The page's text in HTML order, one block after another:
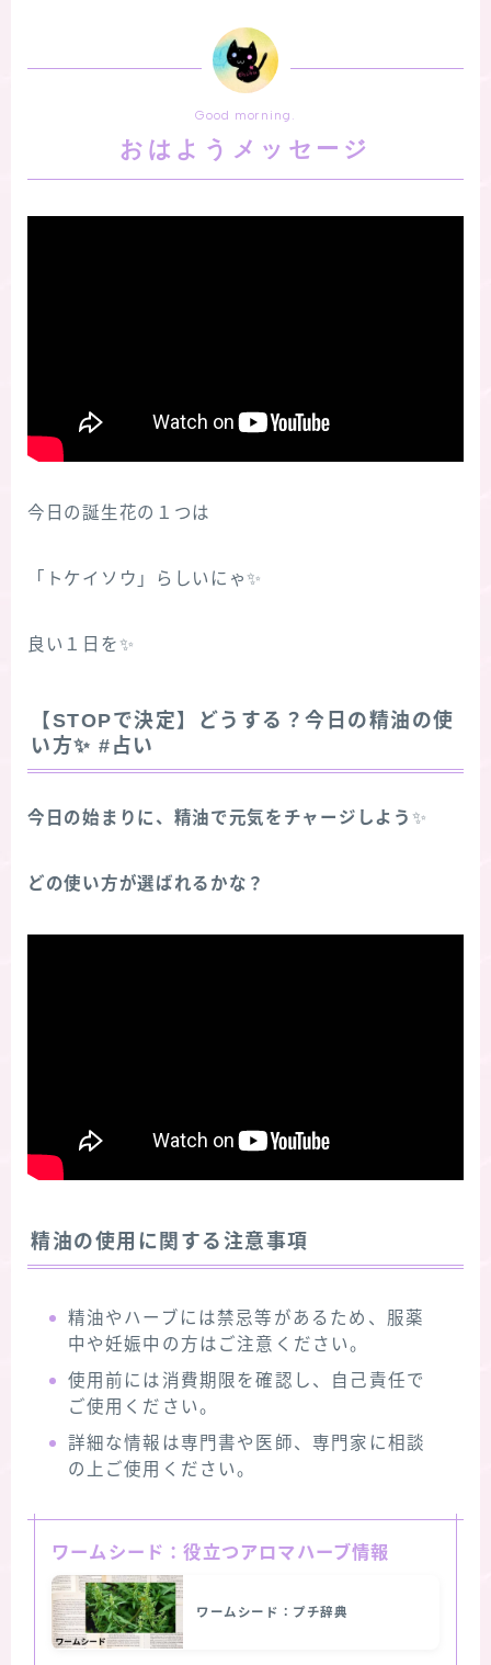
Good morning.
おはようメッセージ
今日の誕生花の１つは
「トケイソウ」らしいにゃ✨
良い１日を✨
【STOPで決定】どうする？今日の精油の使
い方✨ #占い
今日の始まりに、精油で元気をチャージしよう ✨
どの使い方が選ばれるかな？
精油の使用に関する注意事項
精油やハーブには禁忌等があるため、服薬
中や妊娠中の方はご注意ください。
使用前には消費期限を確認し、自己責任で
ご使用ください。
詳細な情報は専門書や医師、専門家に相談
の上ご使用ください。
ワームシード：役立つアロマハーブ情報
ワームシード：プチ辞典